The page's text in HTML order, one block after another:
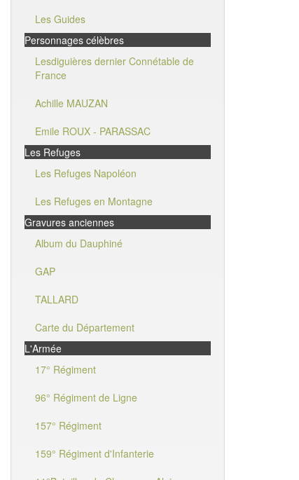
Les Guides
Personnages célèbres
Lesdiguières dernier Connétable de
France
Achille MAUZAN
Emile ROUX - PARASSAC
Les Refuges
Les Refuges Napoléon
Les Refuges en Montagne
Gravures anciennes
Album du Dauphiné
GAP
TALLARD
Carte du Département
L'Armée
17° Régiment
96° Régiment de Ligne
157° Régiment
159° Régiment d'Infanterie